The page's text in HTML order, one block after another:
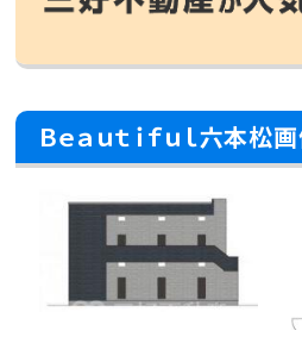
Ｂｅａｕｔｉｆｕｌ六本松